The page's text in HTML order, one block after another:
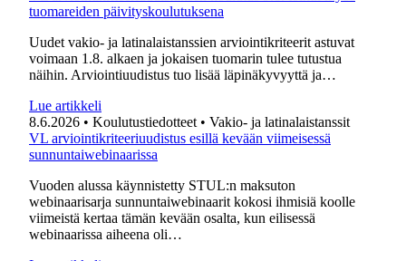
tuomareiden päivityskoulutuksena
Uudet vakio- ja latinalaistanssien arviointikriteerit astuvat
voimaan 1.8. alkaen ja jokaisen tuomarin tulee tutustua
näihin. Arviointiuudistus tuo lisää läpinäkyvyyttä ja…
Lue artikkeli
8.6.2026 • Koulutustiedotteet • Vakio- ja latinalaistanssit
VL arviointikriteeriuudistus esillä kevään viimeisessä
sunnuntaiwebinaarissa
Vuoden alussa käynnistetty STUL:n maksuton
webinaarisarja sunnuntaiwebinaarit kokosi ihmisiä koolle
viimeistä kertaa tämän kevään osalta, kun eilisessä
webinaarissa aiheena oli…